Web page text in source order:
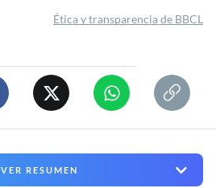
Ética y transparencia de BBCL
VER RESUMEN